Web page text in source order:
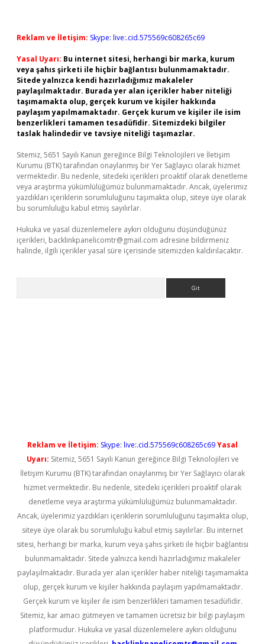
Reklam ve İletişim: Skype: live:.cid.575569c608265c69
Yasal Uyarı: Bu internet sitesi, herhangi bir marka, kurum
veya şahıs şirketi ile hiçbir bağlantısı bulunmamaktadır.
Sitede yalnızca kendi hazırladığımız makaleler
paylaşılmaktadır. Burada yer alan içerikler haber niteliği
taşımamakta olup, gerçek kurum ve kişiler hakkında
paylaşım yapılmamaktadır. Gerçek kurum ve kişiler ile isim
benzerlikleri tamamen tesadüfidir. Sitemizdeki bilgiler
taslak halindedir ve tavsiye niteliği taşımazlar.
Sitemiz, 5651 Sayılı Kanun gereğince Bilgi Teknolojileri ve İletişim
Kurumu (BTK) tarafından onaylanmış bir Yer Sağlayıcı olarak hizmet
vermektedir. Bu nedenle, sitedeki içerikleri proaktif olarak denetleme
veya araştırma yükümlülüğümüz bulunmamaktadır. Ancak, üyelerimiz
yazdıkları içeriklerin sorumluluğunu taşımakta olup, siteye üye olarak
bu sorumluluğu kabul etmiş sayılırlar.
Hukuka ve yasal düzenlemelere aykırı olduğunu düşündüğünüz
içerikleri, backlinkpanelicomtr@gmail.com adresine bildirmeniz
halinde, ilgili içerikler yasal süre içerisinde sitemizden kaldırılacaktır.
Reklam ve İletişim: Skype: live:.cid.575569c608265c69Yasal
Uyarı: Sitemiz, 5651 Sayılı Kanun gereğince Bilgi Teknolojileri ve
İletişim Kurumu (BTK) tarafından onaylanmış bir Yer Sağlayıcı olarak
hizmet vermektedir. Bu nedenle, sitedeki içerikleri proaktif olarak
denetleme veya araştırma yükümlülüğümüz bulunmamaktadır.
Ancak, üyelerimiz yazdıkları içeriklerin sorumluluğunu taşımakta olup,
siteye üye olarak bu sorumluluğu kabul etmiş sayılırlar. Bu internet
sitesi, herhangi bir marka, kurum veya şahıs şirketi ile hiçbir bağlantısı
bulunmamaktadır. Sitede yalnızca kendi hazırladığımız makaleler
paylaşılmaktadır. Burada yer alan içerikler haber niteliği taşımamakta
olup, gerçek kurum ve kişiler hakkında paylaşım yapılmamaktadır.
Gerçek kurum ve kişiler ile isim benzerlikleri tamamen tesadüfidir.
Sitemiz, kar amacı gütmeyen ve tamamen ücretsiz bir bilgi paylaşım
platformudur. Hukuka ve yasal düzenlemelere aykırı olduğunu